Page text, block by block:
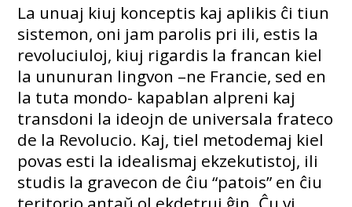
La unuaj kiuj konceptis kaj aplikis ĉi tiun
sistemon, oni jam parolis pri ili, estis la
revoluciuloj, kiuj rigardis la francan kiel
la ununuran lingvon –ne Francie, sed en
la tuta mondo- kapablan alpreni kaj
transdoni la ideojn de universala frateco
de la Revolucio. Kaj, tiel metodemaj kiel
povas esti la idealismaj ekzekutistoj, ili
studis la gravecon de ĉiu “patois” en ĉiu